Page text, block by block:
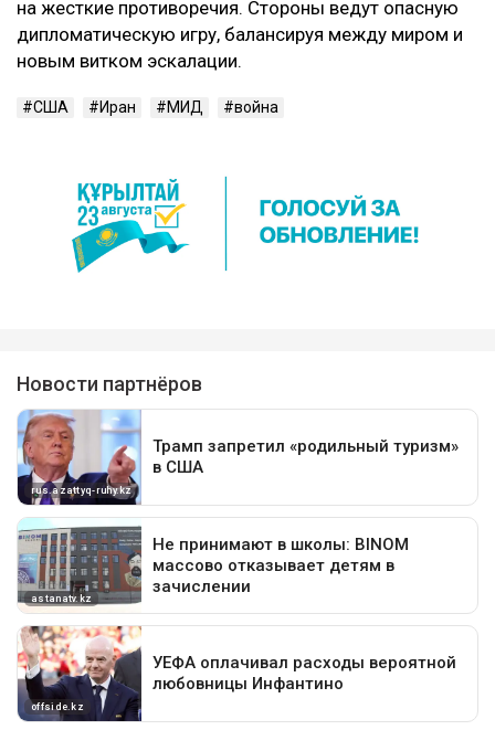
на жесткие противоречия. Стороны ведут опасную
дипломатическую игру, балансируя между миром и
новым витком эскалации.
США Иран МИД война